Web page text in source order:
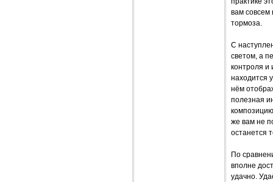
вам совсем
тормоза.
С
светом, а
контроля и
находится
нём
полезная
же вам не
останется
По
вполне
удачно.